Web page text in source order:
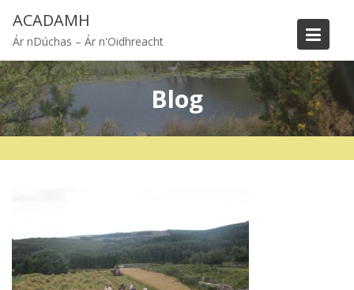
content
ACADAMH
Ár nDúchas – Ár n'Oidhreacht
Blog